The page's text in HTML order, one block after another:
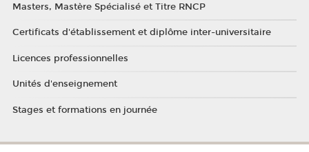
Masters, Mastère Spécialisé et Titre RNCP
Certificats d'établissement et diplôme inter-universitaire
Licences professionnelles
Unités d'enseignement
Stages et formations en journée